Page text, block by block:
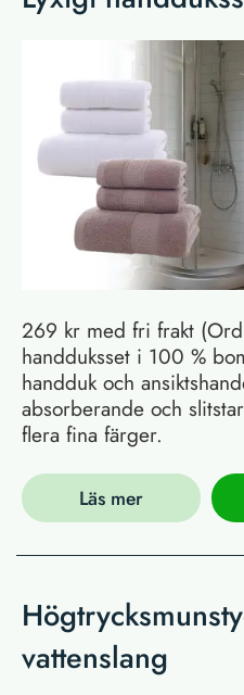
269 kr med fri frakt
handduksset i 100 %
handduk och
absorberande och
flera fina färger.
Läs mer
vattenslang